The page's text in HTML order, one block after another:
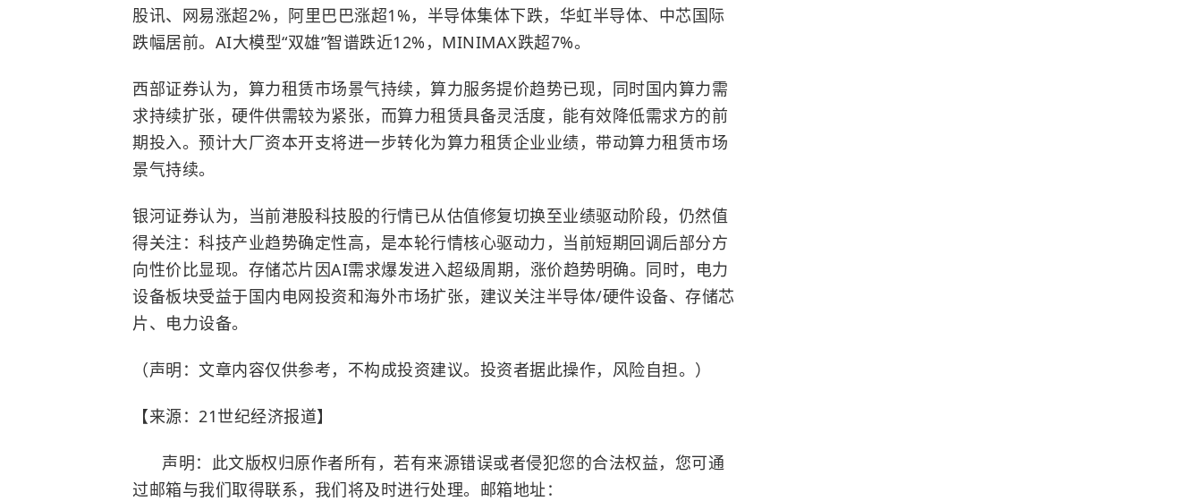
股讯、网易涨超2%，阿里巴巴涨超1%，半导体集体下跌，华虹半导体、中芯国际
跌幅居前。AI大模型“双雄”智谱跌近12%，MINIMAX跌超7%。
西部证券认为，算力租赁市场景气持续，算力服务提价趋势已现，同时国内算力需
求持续扩张，硬件供需较为紧张，而算力租赁具备灵活度，能有效降低需求方的前
期投入。预计大厂资本开支将进一步转化为算力租赁企业业绩，带动算力租赁市场
景气持续。
银河证券认为，当前港股科技股的行情已从估值修复切换至业绩驱动阶段，仍然值
得关注：科技产业趋势确定性高，是本轮行情核心驱动力，当前短期回调后部分方
向性价比显现。存储芯片因AI需求爆发进入超级周期，涨价趋势明确。同时，电力
设备板块受益于国内电网投资和海外市场扩张，建议关注半导体/硬件设备、存储芯
片、电力设备。
（声明：文章内容仅供参考，不构成投资建议。投资者据此操作，风险自担。）
【来源：21世纪经济报道】
声明：此文版权归原作者所有，若有来源错误或者侵犯您的合法权益，您可通
过邮箱与我们取得联系，我们将及时进行处理。邮箱地址：